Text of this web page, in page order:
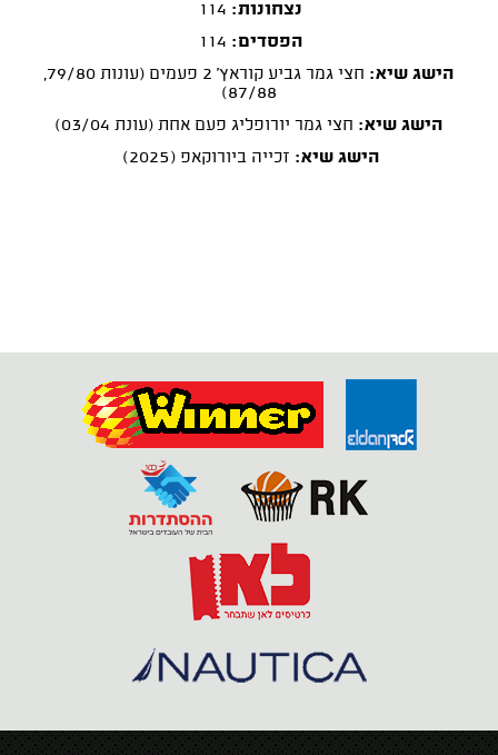
נצחונות:
הפסדים:
הישג שיא:
חצי גמר גביע קוראץ' 2 פעמים (עונות 79/80,
87/88)
הישג שיא: חצי גמר יורופליג פעם אחת (עונת 03/04)
הישג שיא: זכייה ביורוקאפ (2025)